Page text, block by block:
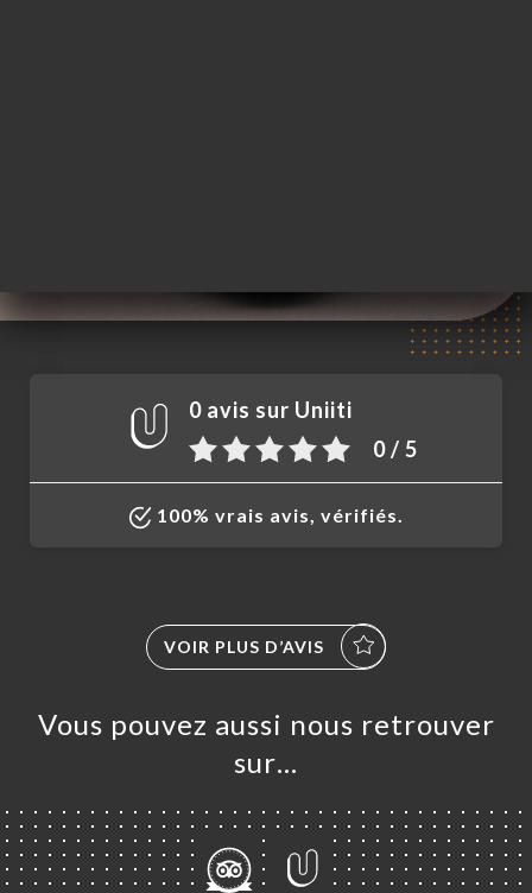
0 avis sur Uniiti
0 / 5
100% vrais avis, vérifiés.
VOIR PLUS D’AVIS
Vous pouvez aussi nous retrouver
sur…